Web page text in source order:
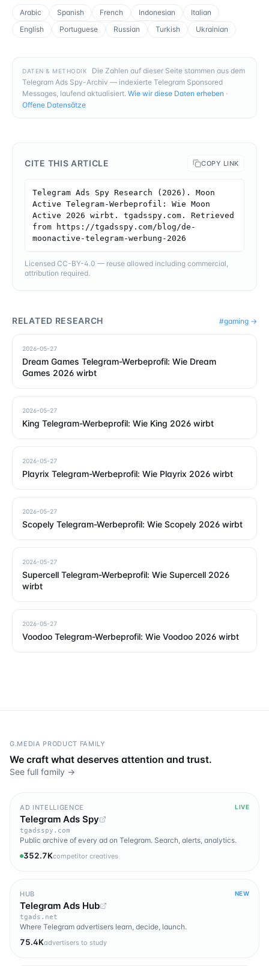
Arabic
Spanish French Indonesian
Italian
English
Portuguese Russian Turkish Ukrainian
DATEN & METHODIK
Die Zahlen auf dieser Seite stammen aus dem
Telegram Ads Spy-Archiv — indexierte Telegram Sponsored
Messages, laufend aktualisiert. Wie wir diese Daten erheben ·
Offene Datensätze
CITE THIS ARTICLE COPY LINK
Telegram Ads Spy Research (2026). Moon
Active Telegram-Werbeprofil: Wie Moon
Active 2026 wirbt. tgadsspy.com. Retrieved
from https://tgadsspy.com/blog/de-
moonactive-telegram-werbung-2026
Licensed CC-BY-4.0 — reuse allowed including commercial,
attribution required.
RELATED RESEARCH #gaming →
2026-05-27
Dream Games Telegram-Werbeprofil: Wie Dream
Games 2026 wirbt
2026-05-27
King Telegram-Werbeprofil: Wie King 2026 wirbt
2026-05-27
Playrix Telegram-Werbeprofil: Wie Playrix 2026 wirbt
2026-05-27
Scopely Telegram-Werbeprofil: Wie Scopely 2026 wirbt
2026-05-27
Supercell Telegram-Werbeprofil: Wie Supercell 2026
wirbt
2026-05-27
Voodoo Telegram-Werbeprofil: Wie Voodoo 2026 wirbt
G.MEDIA PRODUCT FAMILY
We craft what deserves attention and trust.
See full family →
AD INTELLIGENCE LIVE
Telegram Ads Spy
tgadsspy.com
Public archive of every ad on Telegram. Search, alerts, analytics.
352.7Kcompetitor creatives
HUB NEW
Telegram Ads Hub
tgads.net
Where Telegram advertisers learn, decide, launch.
75.4Kadvertisers to study